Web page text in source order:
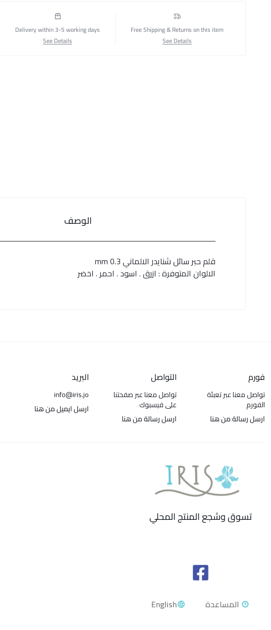
Free Shipping & Returns on this item
See Details
Delivery within 3-5 working days
See Details
الوصف
قلم حبر سائل شنايدر الالماني 0.3 mm
الالوان المتوفرة : ازرق . اسود . احمر . اخضر
فورم
تواصل معنا عبر تعبئة
الفورم
ارسل رسالة من هنا
التواصل
تواصل معنا عبر صفحتنا
على فيسبوك
ارسل رسالة من هنا
البريد
info@iris.jo
ارسل ايميل من هنا
تسوق وشجع المنتج المحلي
English